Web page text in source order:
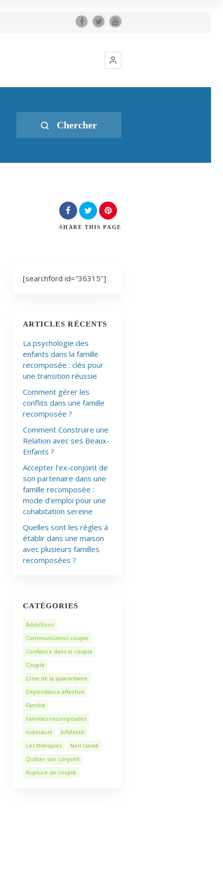
Chercher
SHARE THIS PAGE
[searchford id="36315"]
ARTICLES RÉCENTS
La psychologie des
enfants dans la famille
recomposée : clés pour
une transition réussie
Comment gérer les
conflits dans une famille
recomposée ?
Comment Construire une
Relation avec ses Beaux-
Enfants ?
Accepter l’ex-conjoint de
son partenaire dans une
famille recomposée :
mode d’emploi pour une
cohabitation sereine
Quelles sont les règles à
établir dans une maison
avec plusieurs familles
recomposées ?
CATÉGORIES
Addictions
Communication couple
Confiance dans le couple
Couple
Crise de la quarantaine
Dépendance affective
Famille
Familles recomposées
Individuel
Infidélité
Les thérapies
Non classé
Quitter son conjoint
Rupture de couple